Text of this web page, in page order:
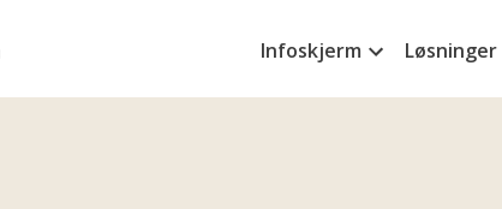
Infoskjerm Løsninger